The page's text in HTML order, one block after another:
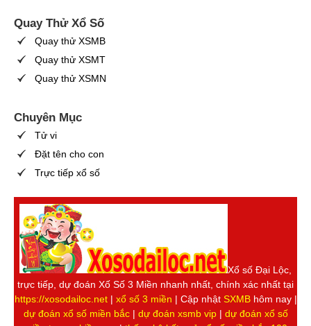
Quay Thử Xổ Số
Quay thử XSMB
Quay thử XSMT
Quay thử XSMN
Chuyên Mục
Tử vi
Đặt tên cho con
Trực tiếp xổ số
Xổ số Đại Lộc,
trực tiếp, dự đoán Xố Số 3 Miền nhanh nhất, chính xác nhất tại
https://xosodailoc.net| xổ số 3 miền | Cập nhật SXMBhôm nay |
dự đoán xổ số miền bắc| dự đoán xsmb vip| dự đoán xổ số